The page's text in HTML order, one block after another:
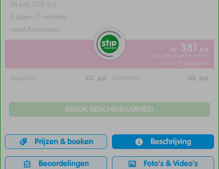
04 sep 2026 (vr)
8 dagen (7 nachten)
vanaf Amsterdam
va 381 p.p.
*incl. alle verplichte kosten
o.b.v. 2 personen
Augustus 421 p.p. September 381 p.p.
BEKIJK BESCHIKBAARHEID
Prijzen & boeken Beschrijving
Beoordelingen Foto's & Video's